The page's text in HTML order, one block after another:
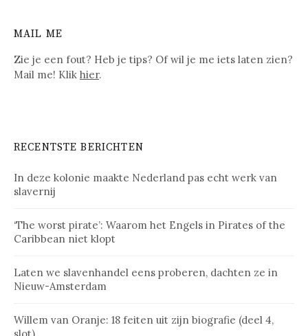
MAIL ME
Zie je een fout? Heb je tips? Of wil je me iets laten zien?
Mail me! Klik hier.
RECENTSTE BERICHTEN
In deze kolonie maakte Nederland pas echt werk van
slavernij
‘The worst pirate’: Waarom het Engels in Pirates of the
Caribbean niet klopt
Laten we slavenhandel eens proberen, dachten ze in
Nieuw-Amsterdam
Willem van Oranje: 18 feiten uit zijn biografie (deel 4,